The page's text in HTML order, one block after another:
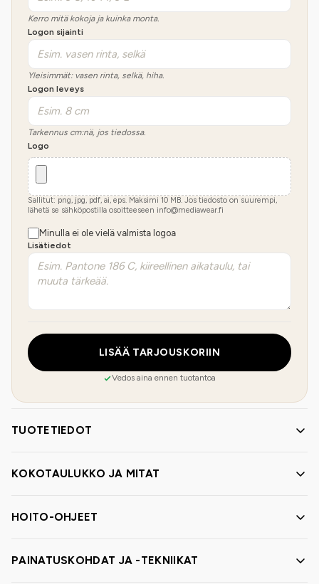
Kerro mitä kokoja ja kuinka monta.
Logon sijainti
Yleisimmät: vasen rinta, selkä, hiha.
Logon leveys
Tarkennus cm:nä, jos tiedossa.
Logo
Sallitut: png, jpg, pdf, ai, eps. Maksimi 10 MB. Jos tiedosto on suurempi,
lähetä se sähköpostilla osoitteeseen info@mediawear.fi
Minulla ei ole vielä valmista logoa
Lisätiedot
LISÄÄ TARJOUSKORIIN
Vedos aina ennen tuotantoa
TUOTETIEDOT
KOKOTAULUKKO JA MITAT
HOITO-OHJEET
PAINATUSKOHDAT JA -TEKNIIKAT